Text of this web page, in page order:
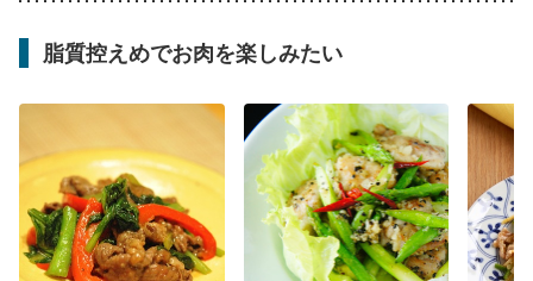
脂質控えめでお肉を楽しみたい